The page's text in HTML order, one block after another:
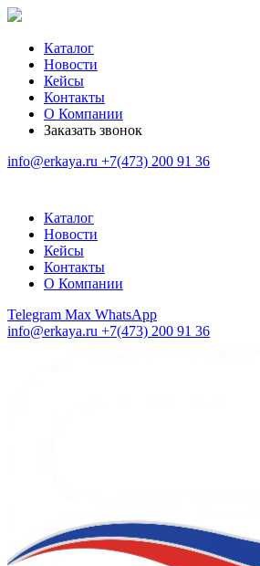
Каталог
Новости
Кейсы
Контакты
О Компании
Заказать звонок
info@erkaya.ru +7(473) 200 91 36
Каталог
Новости
Кейсы
Контакты
О Компании
Telegram Max WhatsApp
info@erkaya.ru +7(473) 200 91 36